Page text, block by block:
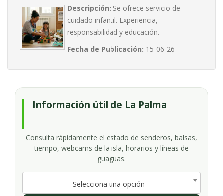
niñas Descripción: Se ofrece servicio de
cuidado infantil. Experiencia,
responsabilidad y educación.
Fecha de Publicación: 15-06-26
Información útil de La Palma
Consulta rápidamente el estado de senderos, balsas,
tiempo, webcams de la isla, horarios y líneas de
guaguas.
Selecciona una opción